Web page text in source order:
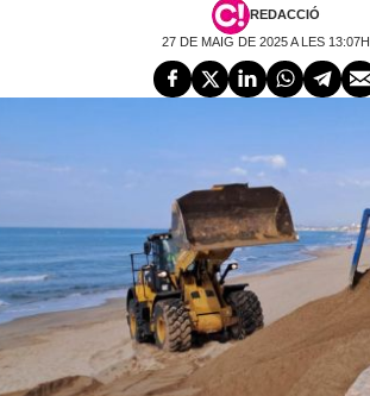
REDACCIÓ
27 DE MAIG DE 2025 A LES 13:07H